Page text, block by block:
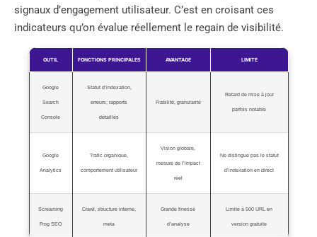
signaux d’engagement utilisateur. C’est en croisant ces
indicateurs qu’on évalue réellement le regain de visibilité.
OUTIL FONCTIONS PRINCIPALES AVANTAGE LIMITE
Google
Search
Console
Statut d’indexation,
erreurs, rapports
détaillés
Fiabilité, granularité
Retard de mise à jour
parfois notable
Google
Analytics
Trafic organique,
comportement utilisateur
Vision globale,
mesure de l’impact
réel
Ne distingue pas le statut
d’indexation en direct
Screaming
Frog SEO
Crawl, structure interne,
meta
Grande finesse
d’analyse
Limité à 500 URL en
version gratuite